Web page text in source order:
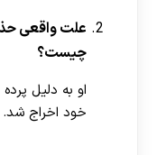
علت واقعی
چیست؟
او به دلیل
خود اخراج شد.